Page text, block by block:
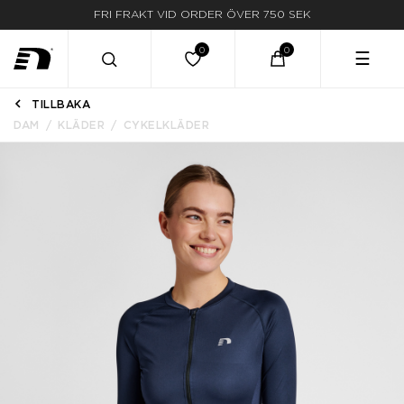
FRI FRAKT VID ORDER ÖVER 750 SEK
☰
TILLBAKA
DAM
KLÄDER CYKELKLÄDER